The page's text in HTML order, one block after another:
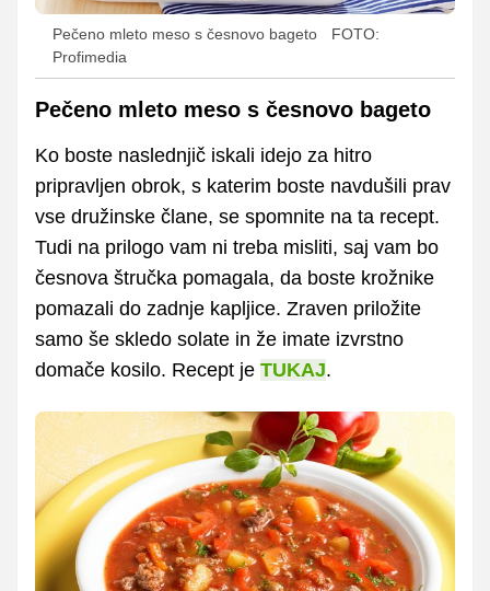
Pečeno mleto meso s česnovo bageto
FOTO:
Profimedia
Pečeno mleto meso s česnovo bageto
Ko boste naslednjič iskali idejo za hitro
pripravljen obrok, s katerim boste navdušili prav
vse družinske člane, se spomnite na ta recept.
Tudi na prilogo vam ni treba misliti, saj vam bo
česnova štručka pomagala, da boste krožnike
pomazali do zadnje kapljice. Zraven priložite
samo še skledo solate in že imate izvrstno
domače kosilo. Recept je TUKAJ.